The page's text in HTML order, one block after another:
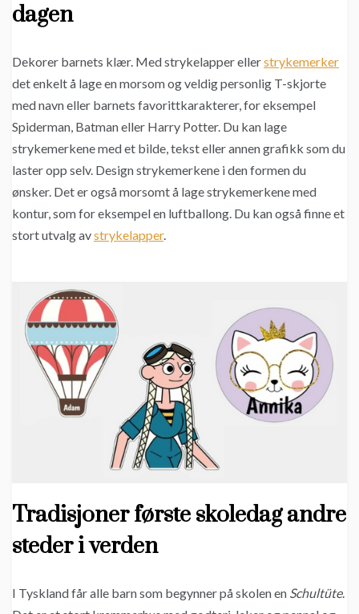
dagen
Dekorer barnets klær. Med strykelapper ellerstrykemerker
det enkelt å lage en morsom og veldig personlig T-skjorte
med navn eller barnets favorittkarakterer, for eksempel
Spiderman, Batman eller Harry Potter. Du kan lage
strykemerkene med et bilde, tekst eller annen grafikk som du
laster opp selv. Design strykemerkene i den formen du
ønsker. Det er også morsomt å lage strykemerkene med
kontur, som for eksempel en luftballong. Du kan også finne et
stort utvalg avstrykelapper.
Tradisjoner første skoledag andre
steder i verden
I Tyskland får alle barn som begynner på skolen en Schultüte.